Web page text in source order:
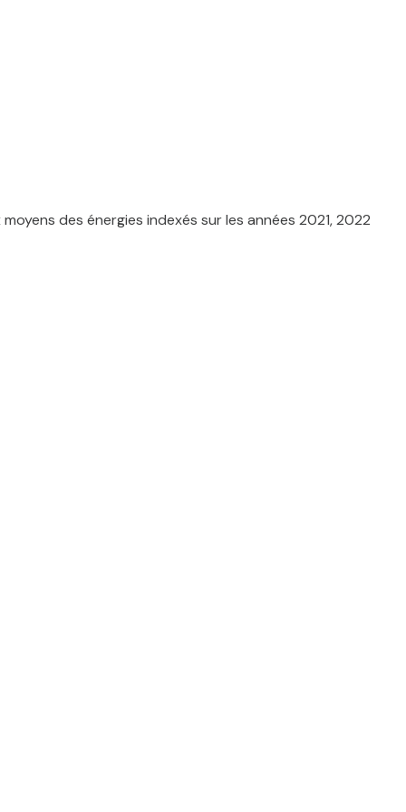
(ensemble vendu avec la maison).
recevant la pompe à chaleur et l'écho
des énergies indexés sur les années 2021, 2022